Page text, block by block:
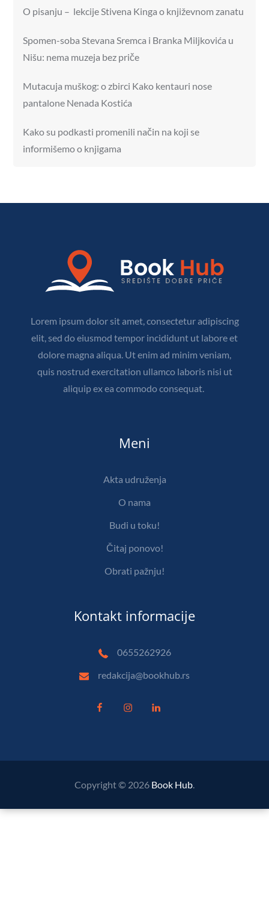
O pisanju – lekcije Stivena Kinga o književnom zanatu
Spomen-soba Stevana Sremca i Branka Miljkovića u
Nišu: nema muzeja bez priče
Mutacuja muškog: o zbirci Kako kentauri nose
pantalone Nenada Kostića
Kako su podkasti promenili način na koji se
informišemo o knjigama
Lorem ipsum dolor sit amet, consectetur adipiscing
elit, sed do eiusmod tempor incididunt ut labore et
dolore magna aliqua. Ut enim ad minim veniam,
quis nostrud exercitation ullamco laboris nisi ut
aliquip ex ea commodo consequat.
Meni
Akta udruženja
O nama
Budi u toku!
Čitaj ponovo!
Obrati pažnju!
Kontakt informacije
0655262926
redakcija@bookhub.rs
Copyright © 2026 Book Hub.